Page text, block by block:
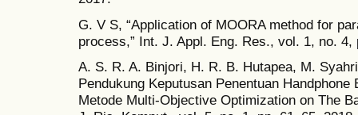
G. V S, “Application of MOORA method for
process,” Int. J. Appl. Eng. Res., vol. 1, no. 4,
A. S. R. A. Binjori, H. R. B. Hutapea, M.
Pendukung Keputusan Penentuan Handphone
Metode Multi-Objective Optimization on The